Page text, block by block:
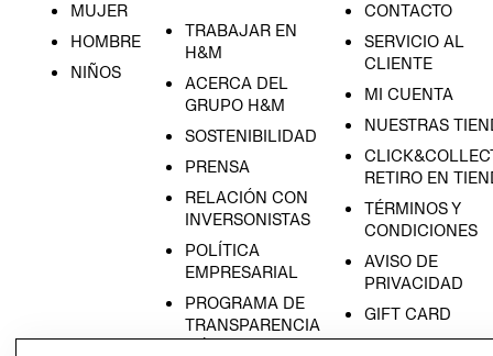
MUJER
HOMBRE
NIÑOS
TRABAJAR EN
H&M
ACERCA DEL
GRUPO H&M
SOSTENIBILIDAD
PRENSA
RELACIÓN CON
INVERSONISTAS
POLÍTICA
EMPRESARIAL
PROGRAMA DE
TRANSPARENCIA
CONTACTO
SERVICIO AL
CLIENTE
MI CUENTA
NUESTRAS
RETIRO EN
TÉRMINOS Y
CONDICIONES
AVISO DE
PRIVACIDAD
GIFT CARD
AVISO DE